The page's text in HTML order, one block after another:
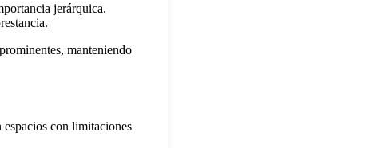
jerárquica.
manteniendo
espacios con limitaciones